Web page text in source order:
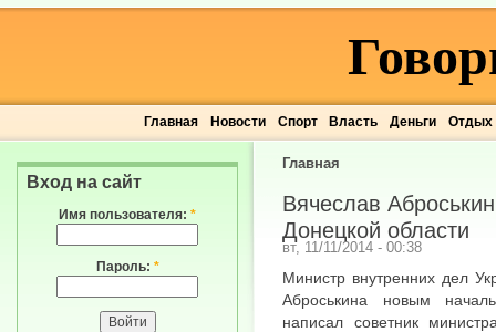
Главная Новости Спорт Власть Деньги Отдых
Главная
Вячеслав
Донецкой области
вт, 11/11/2014 - 00:38
Министр внутренних дел
Аброськина новым
написал советник
Вход на сайт
Имя пользователя: *
Пароль: *